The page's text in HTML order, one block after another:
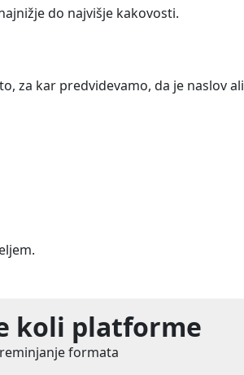
do najvišje kakovosti.
za kar predvidevamo, da je naslov ali
koli platforme
formata